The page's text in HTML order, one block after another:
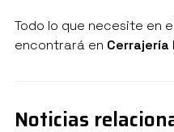
Todo lo que necesite en
encontrará en Cerrajería
Noticias